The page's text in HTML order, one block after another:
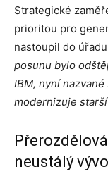
Strategické
prioritou pro
nastoupil do
posunu bylo
IBM, nyní
modernizuje
neustálý